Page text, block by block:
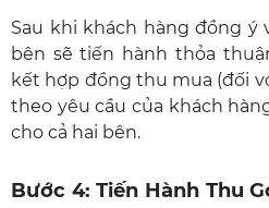
Sau khi khách hàng đồng ý
bên sẽ tiến hành thỏa
kết hợp đồng thu mua (đối
theo yêu cầu của khách
cho cả hai bên.
Bước 4: Tiến Hành Thu